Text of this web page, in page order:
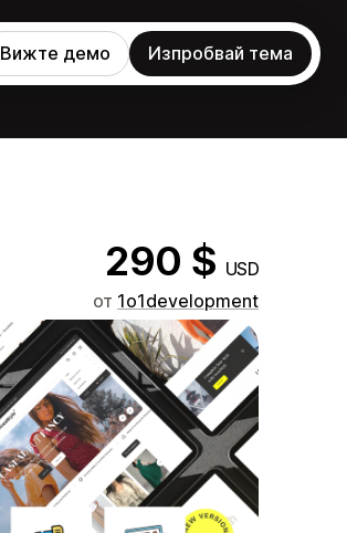
Вижте демо Изпробвай тема
290 $ USD
от 1o1development